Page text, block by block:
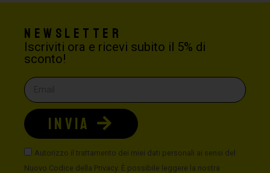
Newsletter
Iscriviti ora e ricevi subito il 5% di
sconto!
Autorizzo il trattamento dei miei dati personali ai sensi del
Nuovo Codice della Privacy. È possibile leggere la nostra
INVIA